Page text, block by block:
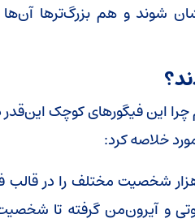
و هم بزرگ‌ترها آن‌ها
چرا این فیگورهای کوچک
خلاصه کرد:
امروز، فانکو بیش از ۱۳ هزار شخصیت مختلف را
و آیرون‌من گرفته تا